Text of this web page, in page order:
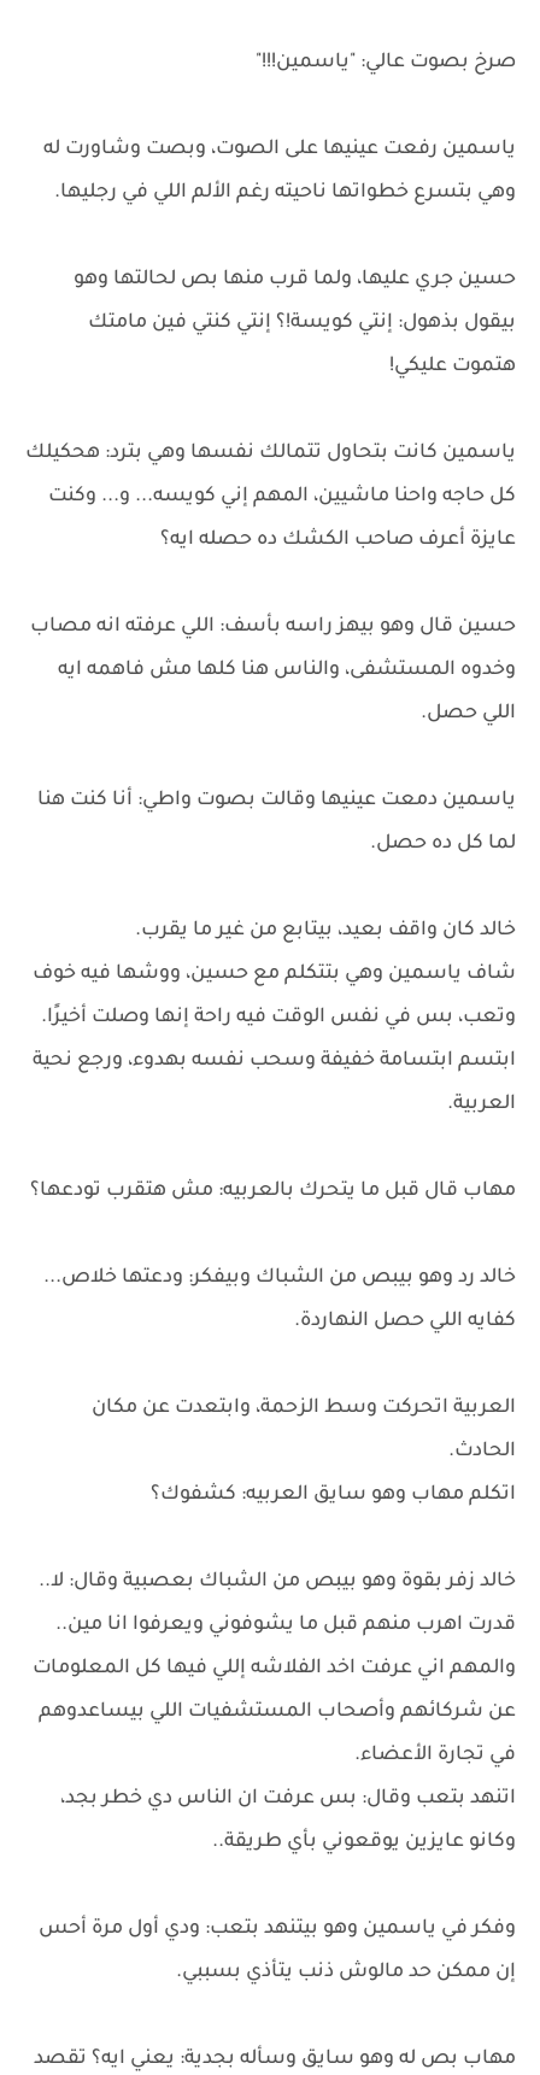
صرخ بصوت عالي: "ياسمين!!!"
ياسمين رفعت عينيها على الصوت، وبصت وشاورت له
وهي بتسرع خطواتها ناحيته رغم الألم اللي في رجليها.
حسين جري عليها، ولما قرب منها بص لحالتها وهو
بيقول بذهول: إنتي كويسة!؟ إنتي كنتي فين مامتك
هتموت عليكي!
ياسمين كانت بتحاول تتمالك نفسها وهي بترد: هحكيلك
كل حاجه واحنا ماشيين، المهم إني كويسه... و... وكنت
عايزة أعرف صاحب الكشك ده حصله ايه؟
حسين قال وهو بيهز راسه بأسف: اللي عرفته انه مصاب
وخدوه المستشفى، والناس هنا كلها مش فاهمه ايه
اللي حصل.
ياسمين دمعت عينيها وقالت بصوت واطي: أنا كنت هنا
لما كل ده حصل.
خالد كان واقف بعيد، بيتابع من غير ما يقرب.
شاف ياسمين وهي بتتكلم مع حسين، ووشها فيه خوف
وتعب، بس في نفس الوقت فيه راحة إنها وصلت أخيرًا.
ابتسم ابتسامة خفيفة وسحب نفسه بهدوء، ورجع نحية
العربية.
مهاب قال قبل ما يتحرك بالعربيه: مش هتقرب تودعها؟
خالد رد وهو بيبص من الشباك وبيفكر: ودعتها خلاص...
كفايه اللي حصل النهاردة.
العربية اتحركت وسط الزحمة، وابتعدت عن مكان
الحادث.
اتكلم مهاب وهو سايق العربيه: كشفوك؟
خالد زفر بقوة وهو بيبص من الشباك بعصبية وقال: لا..
قدرت اهرب منهم قبل ما يشوفوني ويعرفوا انا مين..
والمهم اني عرفت اخد الفلاشه إللي فيها كل المعلومات
عن شركائهم وأصحاب المستشفيات اللي بيساعدوهم
في تجارة الأعضاء.
اتنهد بتعب وقال: بس عرفت ان الناس دي خطر بجد،
وكانو عايزين يوقعوني بأي طريقة..
وفكر في ياسمين وهو بيتنهد بتعب: ودي أول مرة أحس
إن ممكن حد مالوش ذنب يتأذي بسببي.
مهاب بص له وهو سايق وسأله بجدية: يعني ايه؟ تقصد